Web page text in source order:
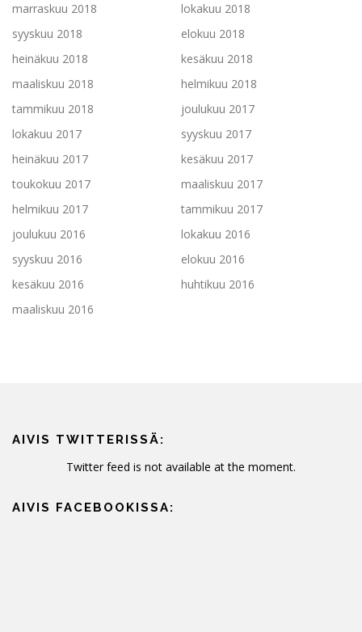
marraskuu 2018
lokakuu 2018
syyskuu 2018
elokuu 2018
heinäkuu 2018
kesäkuu 2018
maaliskuu 2018
helmikuu 2018
tammikuu 2018
joulukuu 2017
lokakuu 2017
syyskuu 2017
heinäkuu 2017
kesäkuu 2017
toukokuu 2017
maaliskuu 2017
helmikuu 2017
tammikuu 2017
joulukuu 2016
lokakuu 2016
syyskuu 2016
elokuu 2016
kesäkuu 2016
huhtikuu 2016
maaliskuu 2016
AIVIS TWITTERISSÄ:
Twitter feed is not available at the moment.
AIVIS FACEBOOKISSA: